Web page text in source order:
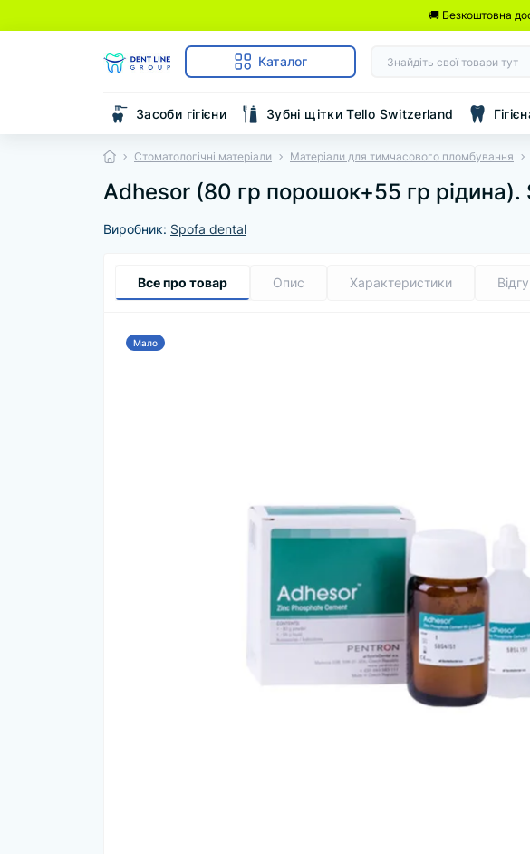
🚚 Безкоштовна
Каталог
Засоби гігієни Зубні щітки Tello Switzerland
Стоматологічні матеріали Матеріали для тимчасового пломбування
Adhesor (80 гр порошок+55 гр рідина).
Виробник: Spofa dental
Все про товар Опис Характеристики
Мало